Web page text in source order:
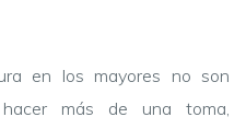
en los mayores no son
hacer más de una toma,